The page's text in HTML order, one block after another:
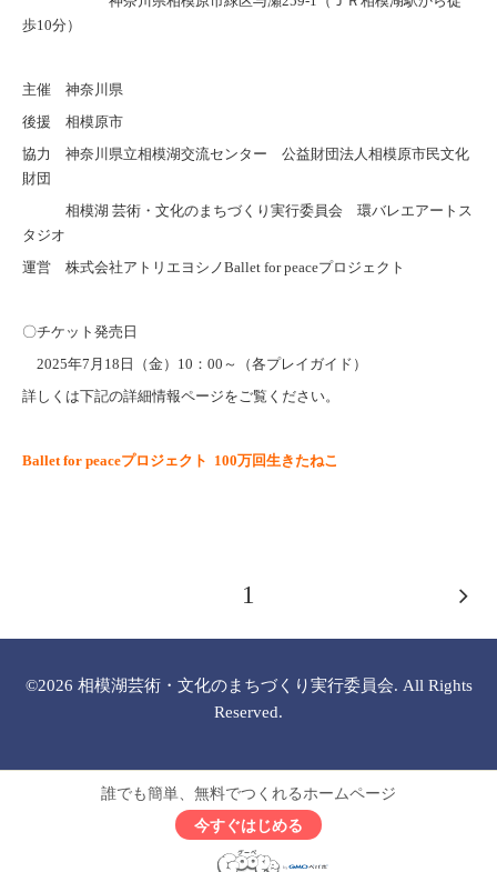
歩10分）
主催 神奈川県
後援 相模原市
協力 神奈川県立相模湖交流センター 公益財団法人相模原市民文化
財団
相模湖 芸術・文化のまちづくり実行委員会 環バレエアートス
タジオ
運営 株式会社アトリエヨシノBallet for peaceプロジェクト
〇チケット発売日
2025年7月18日（金）10：00～（各プレイガイド）
詳しくは下記の詳細情報ページをご覧ください。
Ballet for peaceプロジェクト 100万回生きたねこ
1
©2026 相模湖芸術・文化のまちづくり実行委員会. All Rights
Reserved.
誰でも簡単、無料でつくれるホームページ
今すぐはじめる